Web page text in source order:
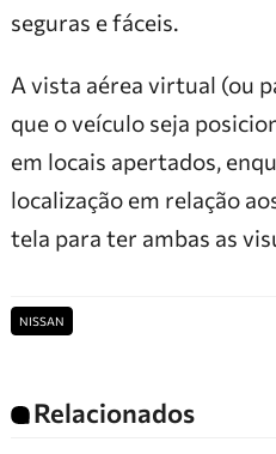
seguras e fáceis.
A vista aérea virtual (ou
que o veículo seja
em locais apertados,
localização em relação
tela para ter ambas as
NISSAN
Relacionados